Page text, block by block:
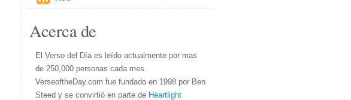
Acerca de
El Verso del Día es leído actualmente por mas
de 250,000 personas cada mes.
VerseoftheDay.com fue fundado en 1998 por Ben
Steed y se convirtió en parte de Heartlight